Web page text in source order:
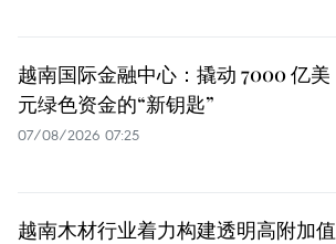
越南国际金融中心：撬动 7000 亿美
元绿色资金的“新钥匙”
07/08/2026 07:25
越南木材行业着力构建透明高附加值